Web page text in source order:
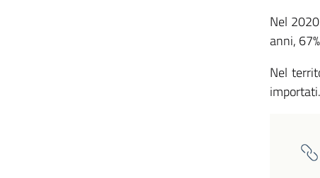
Nel
anni,
Nel
importati.